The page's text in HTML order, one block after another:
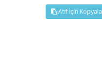
Atıf İçin Kopyala